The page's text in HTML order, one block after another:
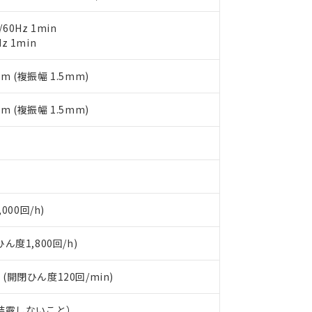
60Hz 1min
1min
(複振幅 1.5mm)
(複振幅 1.5mm)
回/h)
ん度1,800回/h)
(開閉ひん度120回/min)
書（当社基準）
タル酸エステル類４物質の対応では、対応完了までの期間は出
欄に対応日を記載しておりました。
への在庫切替を完了していることから、特段のことがない限り、